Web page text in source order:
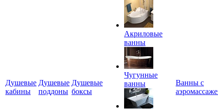
Душевые
кабины
Душевые
поддоны
Душевые
боксы
Акриловые
ванны
Чугунные
ванны
Ванны с